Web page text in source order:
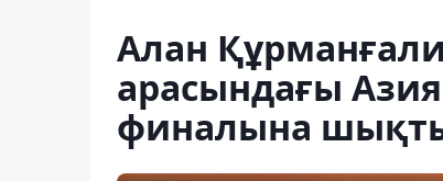
Алан
арасындағы
финалына